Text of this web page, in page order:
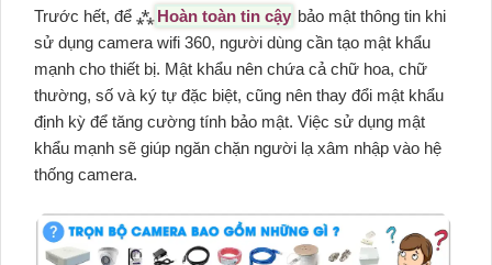
Trước hết, để ⁂Hoàn toàn tin cậy bảo mật thông tin khi
sử dụng camera wifi 360, người dùng cần tạo mật khẩu
mạnh cho thiết bị. Mật khẩu nên chứa cả chữ hoa, chữ
thường, số và ký tự đặc biệt, cũng nên thay đổi mật khẩu
định kỳ để tăng cường tính bảo mật. Việc sử dụng mật
khẩu mạnh sẽ giúp ngăn chặn người lạ xâm nhập vào hệ
thống camera.